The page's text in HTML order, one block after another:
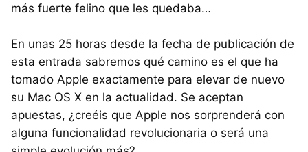
más fuerte felino que les quedaba…
En unas 25 horas desde la fecha de publicación de
esta entrada sabremos qué camino es el que ha
tomado Apple exactamente para elevar de nuevo
su Mac OS X en la actualidad. Se aceptan
apuestas, ¿creéis que Apple nos sorprenderá con
alguna funcionalidad revolucionaria o será una